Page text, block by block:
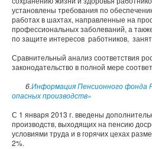
установлены требования по
работах в шахтах, направленные на
профессиональных заболеваний, а
по защите интересов работников,
Сравнительный анализ соответствия
законодательство в полной мере
6.Информация Пенсионного фонда
опасных производств»
С 1 января 2013 г. введены
производств, выходящих на пенсию
условиями труда и в горячих цехах
2%.